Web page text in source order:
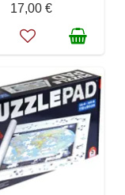
17,00 €